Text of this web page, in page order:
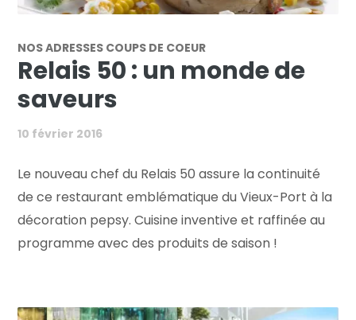
NOS ADRESSES COUPS DE COEUR
Relais 50 : un monde de
saveurs
10 février 2016
Le nouveau chef du Relais 50 assure la continuité
de ce restaurant emblématique du Vieux-Port à la
décoration pepsy. Cuisine inventive et raffinée au
programme avec des produits de saison !